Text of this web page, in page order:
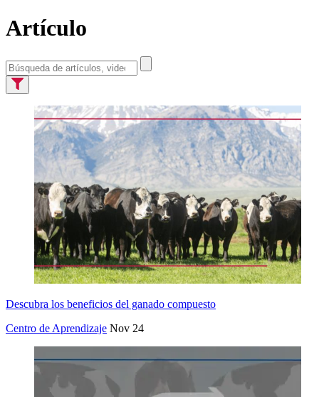
Artículo
Descubra los beneficios del ganado compuesto
Centro de Aprendizaje Nov 24